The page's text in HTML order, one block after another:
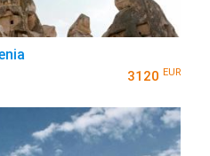
3120 EUR